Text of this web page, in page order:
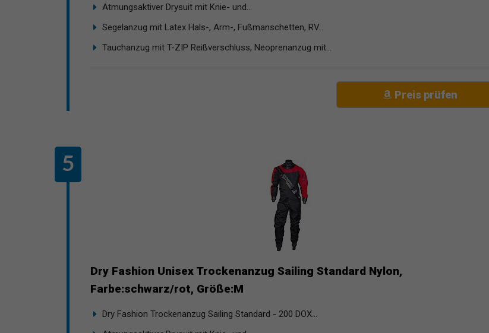
Atmungsaktiver Drysuit mit Knie- und...
Segelanzug mit Latex Hals-, Arm-, Fußmanschetten, RV...
Tauchanzug mit T-ZIP Reißverschluss, Neoprenanzug mit...
Preis prüfen
Dry Fashion Unisex Trockenanzug Sailing Standard Nylon,
Farbe:schwarz/rot, Größe:M
Dry Fashion Trockenanzug Sailing Standard - 200 DOX...